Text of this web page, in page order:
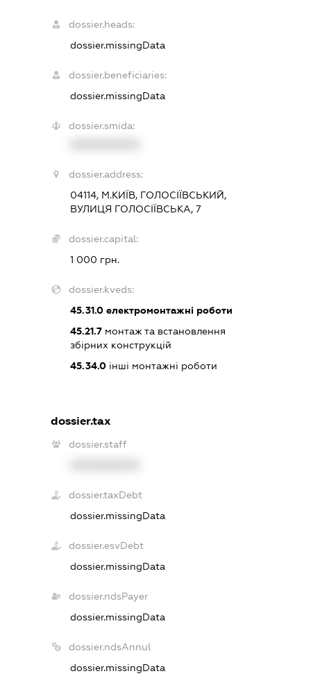
dossier.heads:
dossier.missingData
dossier.beneficiaries:
dossier.missingData
dossier.smida:
dossier.address:
04114, М.КИЇВ, ГОЛОСІЇВСЬКИЙ,
ВУЛИЦЯ ГОЛОСІЇВСЬКА, 7
dossier.capital:
1 000 грн.
dossier.kveds:
45.31.0електромонтажні роботи
45.21.7монтаж та встановлення
збірних конструкцій
45.34.0інші монтажні роботи
dossier.tax
dossier.staff
dossier.taxDebt
dossier.missingData
dossier.esvDebt
dossier.missingData
dossier.ndsPayer
dossier.missingData
dossier.ndsAnnul
dossier.missingData